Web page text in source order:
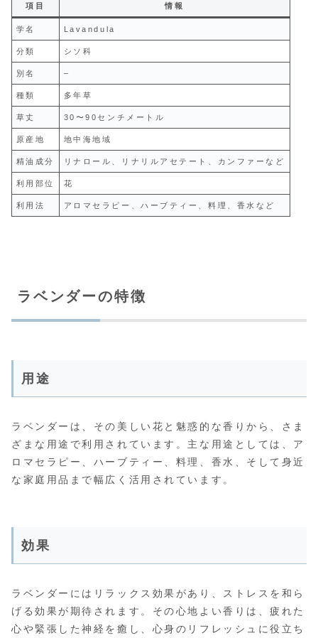
項目 情報
学名 Lavandula
分類 シソ科
別名 –
種類 多年草
草丈 30〜90センチメートル
原産地 地中海地域
精油成分 リナロール、リナリルアセテート、カンファーなど
利用部位 花
利用法 アロマセラピー、ハーブティー、料理、香水など
ラベンダーの特徴
用途
ラベンダーは、その美しい花と魅惑的な香りから、さま
ざまな用途で利用されています。主な用途としては、ア
ロマセラピー、ハーブティー、料理、香水、そして身近
な家庭用品まで幅広く活用されています。
効果
ラベンダーにはリラックス効果があり、ストレスを和ら
げる効果が期待されます。その心地よい香りは、疲れた
心や緊張した神経を癒し、心身のリフレッシュに役立ち